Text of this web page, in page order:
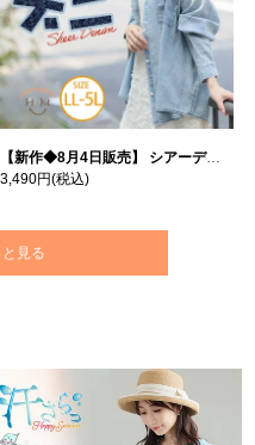
【新作◆8月4日販売】 シアーデニムで お洒落に肌隠し | 大きいサイズの通販ならハッピーマリリン
3,490円(税込)
見る